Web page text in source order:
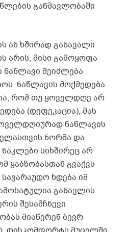
განმავლობაში
ან ხშირად განავალი
არის, მისი გამოყოფა
შეიძლება
ნაწლავის მოქმედება
რომ თუ ყოველდღე არ
(დეფეკაცია), მას
ნაწლავის
ნორმა და
სიხშირეც არ
ყაბზობასთან გვაქვს
სავარაუდო ხდება იმ
განავლის
შესამჩნევი
მიაწერენ ბევრ